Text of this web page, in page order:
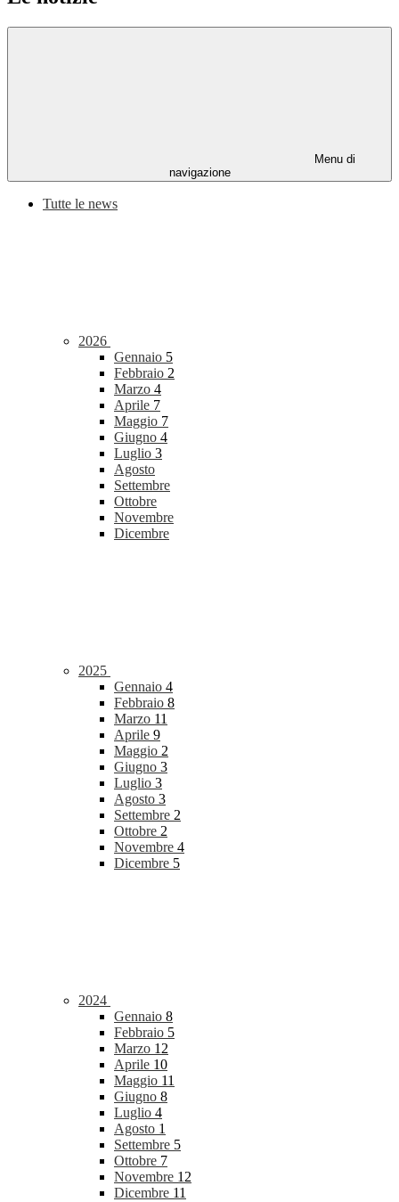
Menu di
navigazione
Tutte le news
2026
Gennaio 5
Febbraio 2
Marzo 4
Aprile 7
Maggio 7
Giugno 4
Luglio 3
Agosto
Settembre
Ottobre
Novembre
Dicembre
2025
Gennaio 4
Febbraio 8
Marzo 11
Aprile 9
Maggio 2
Giugno 3
Luglio 3
Agosto 3
Settembre 2
Ottobre 2
Novembre 4
Dicembre 5
2024
Gennaio 8
Febbraio 5
Marzo 12
Aprile 10
Maggio 11
Giugno 8
Luglio 4
Agosto 1
Settembre 5
Ottobre 7
Novembre 12
Dicembre 11